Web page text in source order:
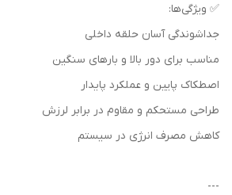
✅ ویژگی‌ها:
جداشوندگی آسان حلقه داخلی
مناسب برای دور بالا و بارهای سنگین
اصطکاک پایین و عملکرد پایدار
طراحی مستحکم و مقاوم در برابر لرزش
کاهش مصرف انرژی در سیستم
---